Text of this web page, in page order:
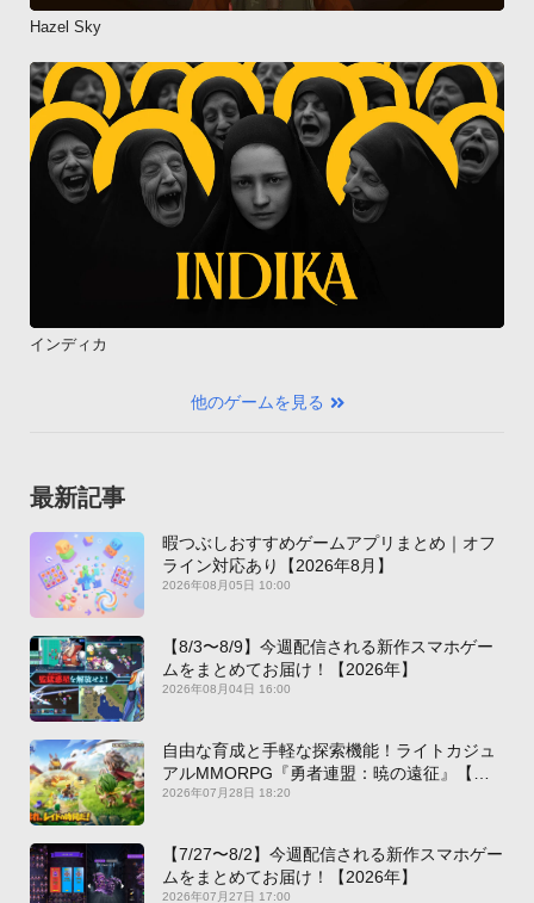
Hazel Sky
インディカ
他のゲームを見る
最新記事
暇つぶしおすすめゲームアプリまとめ｜オフ
ライン対応あり【2026年8月】
2026年08月05日 10:00
【8/3〜8/9】今週配信される新作スマホゲー
ムをまとめてお届け！【2026年】
2026年08月04日 16:00
自由な育成と手軽な探索機能！ライトカジュ
アルMMORPG『勇者連盟：暁の遠征』【最
新作PICKUP】
2026年07月28日 18:20
【7/27〜8/2】今週配信される新作スマホゲー
ムをまとめてお届け！【2026年】
2026年07月27日 17:00